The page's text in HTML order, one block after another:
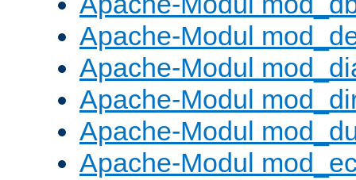
Apache-Modul
Apache-Modul
Apache-Modul
Apache-Modul
Apache-Modul